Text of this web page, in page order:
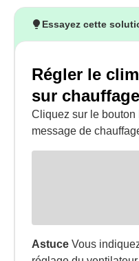
Essayez cette
Régler le
sur chauffage
Cliquez sur le bouton
message de
Astuce Vous